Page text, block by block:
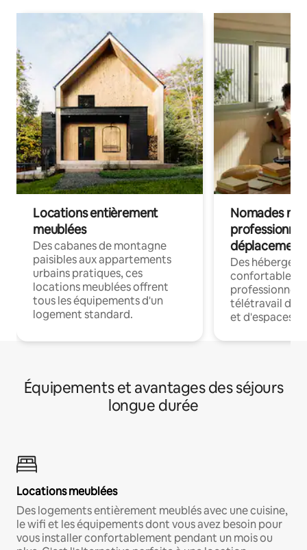
Locations entièrement
meublées
Des cabanes de montagne
paisibles aux appartements
urbains pratiques, ces
locations meublées offrent
tous les équipements d'un
logement standard.
Nomades
déplacement
Des
confortables
professionnels
télétravail
et d'espaces
Équipements et avantages des séjours
longue durée
Locations meublées
Des logements entièrement meublés avec une cuisine,
le wifi et les équipements dont vous avez besoin pour
vous installer confortablement pendant un mois ou